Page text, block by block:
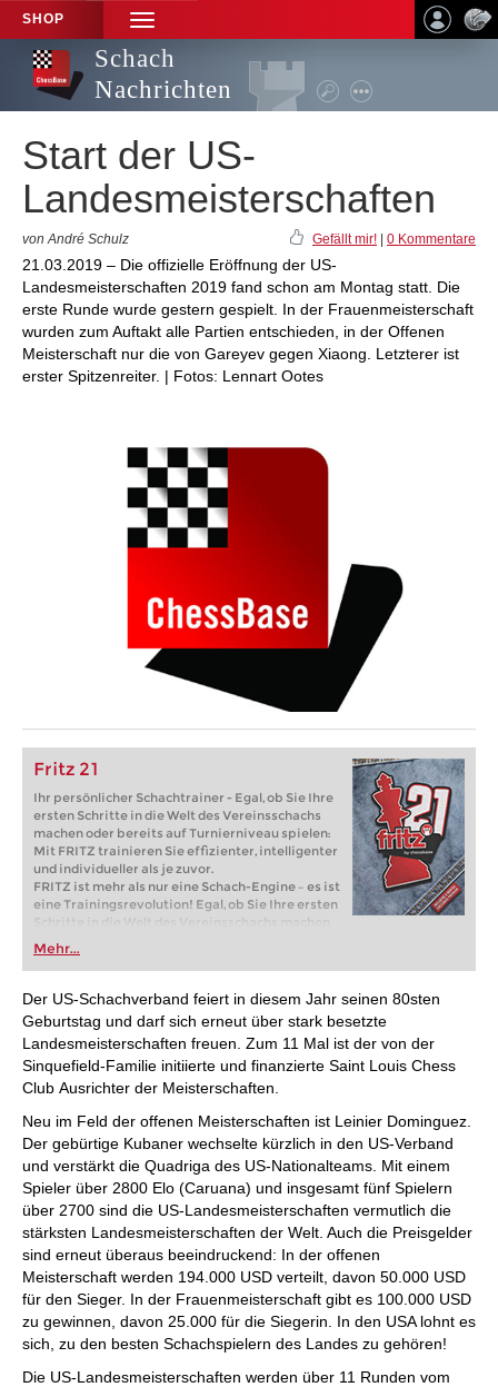
SHOP
TOGGLE
NAVIGATION
Schach
Nachrichten
Start der US-
Landesmeisterschaften
von André Schulz Gefällt mir! 0 Kommentare
21.03.2019 – Die offizielle Eröffnung der US-
Landesmeisterschaften 2019 fand schon am Montag statt. Die
erste Runde wurde gestern gespielt. In der Frauenmeisterschaft
wurden zum Auftakt alle Partien entschieden, in der Offenen
Meisterschaft nur die von Gareyev gegen Xiaong. Letzterer ist
erster Spitzenreiter. | Fotos: Lennart Ootes
Fritz 21
Ihr persönlicher Schachtrainer - Egal, ob Sie Ihre
ersten Schritte in die Welt des Vereinsschachs
machen oder bereits auf Turnierniveau spielen:
Mit FRITZ trainieren Sie effizienter, intelligenter
und individueller als je zuvor.
FRITZ ist mehr als nur eine Schach-Engine – es ist
eine Trainingsrevolution! Egal, ob Sie Ihre ersten
Schritte in die Welt des Vereinsschachs machen
oder bereits auf Turnierniveau spielen: Mit
FRITZ trainieren Sie effizienter, intelligenter und
individueller als je zuvor.
Mehr...
Der US-Schachverband feiert in diesem Jahr seinen 80sten
Geburtstag und darf sich erneut über stark besetzte
Landesmeisterschaften freuen. Zum 11 Mal ist der von der
Sinquefield-Familie initiierte und finanzierte Saint Louis Chess
Club Ausrichter der Meisterschaften.
Neu im Feld der offenen Meisterschaften ist Leinier Dominguez.
Der gebürtige Kubaner wechselte kürzlich in den US-Verband
und verstärkt die Quadriga des US-Nationalteams. Mit einem
Spieler über 2800 Elo (Caruana) und insgesamt fünf Spielern
über 2700 sind die US-Landesmeisterschaften vermutlich die
stärksten Landesmeisterschaften der Welt. Auch die Preisgelder
sind erneut überaus beeindruckend: In der offenen
Meisterschaft werden 194.000 USD verteilt, davon 50.000 USD
für den Sieger. In der Frauenmeisterschaft gibt es 100.000 USD
zu gewinnen, davon 25.000 für die Siegerin. In den USA lohnt es
sich, zu den besten Schachspielern des Landes zu gehören!
Die US-Landesmeisterschaften werden über 11 Runden vom